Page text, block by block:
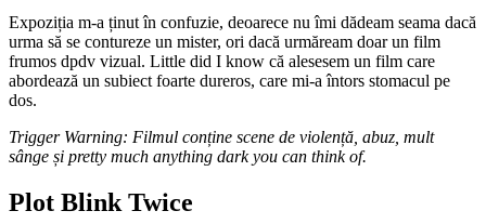
Expoziția m-a ținut în confuzie, deoarece nu îmi dădeam seama dacă
urma să se contureze un mister, ori dacă urmăream doar un film
frumos dpdv vizual. Little did I know că alesesem un film care
abordează un subiect foarte dureros, care mi-a întors stomacul pe
dos.
Trigger Warning: Filmul conține scene de violență, abuz, mult
sânge și pretty much anything dark you can think of.
Plot Blink Twice